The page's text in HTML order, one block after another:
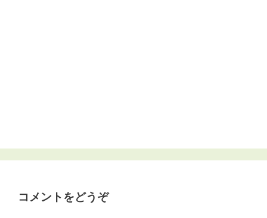
コメントをどうぞ